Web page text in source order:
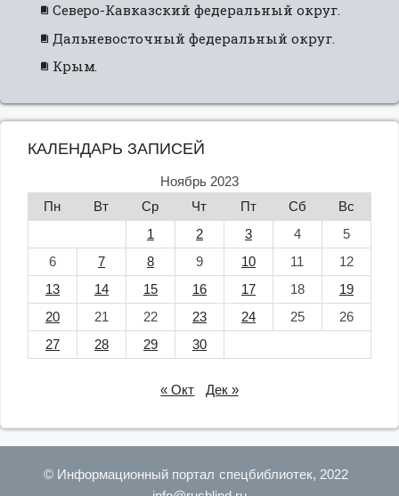
Северо-Кавказский федеральный округ.
Дальневосточный федеральный округ.
Крым.
КАЛЕНДАРЬ ЗАПИСЕЙ
Ноябрь 2023
Пн
Вт Ср Чт Пт Сб
Вс
1
2 3 4
5
6
7 8 9 10 11
12
13
14 15 16 17 18
19
20
21 22 23 24 25
26
27
28 29 30
« Окт Дек »
© Информационный портал спецбиблиотек, 2022